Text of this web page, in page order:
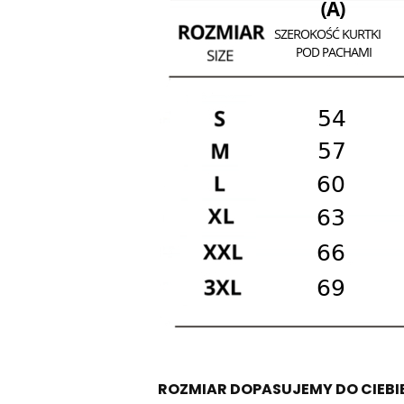
ROZMIAR DOPASUJEMY DO